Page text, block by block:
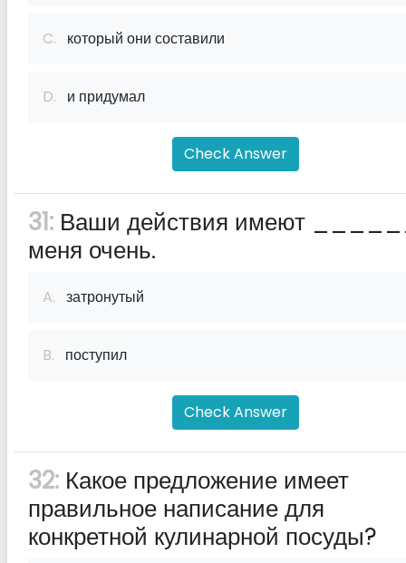
C. который они составили
D. и придумал
Check Answer
31: Ваши действия имеют
меня очень.
A. затронутый
B. поступил
Check Answer
32: Какое предложение имеет
правильное написание для
конкретной кулинарной посуды?